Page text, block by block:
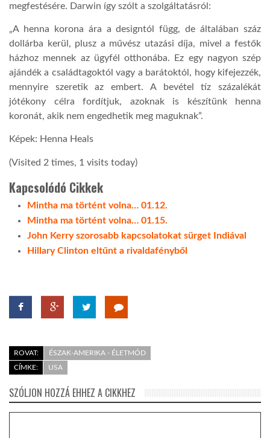
megfestésére. Darwin így szólt a szolgáltatásról:
„A henna korona ára a designtól függ, de általában száz
dollárba kerül, plusz a művész utazási díja, mivel a festők
házhoz mennek az ügyfél otthonába. Ez egy nagyon szép
ajándék a családtagoktól vagy a barátoktól, hogy kifejezzék,
mennyire szeretik az embert. A bevétel tíz százalékát
jótékony célra fordítjuk, azoknak is készítünk henna
koronát, akik nem engedhetik meg maguknak”.
Képek: Henna Heals
(Visited 2 times, 1 visits today)
Kapcsolódó Cikkek
Mintha ma történt volna… 01.12.
Mintha ma történt volna… 01.15.
John Kerry szorosabb kapcsolatokat sürget Indiával
Hillary Clinton eltűnt a rivaldafényből
ROVAT:
ÉSZAK-AMERIKA - ÉLETMÓD
CÍMKE:
USA
SZÓLJON HOZZÁ EHHEZ A CIKKHEZ